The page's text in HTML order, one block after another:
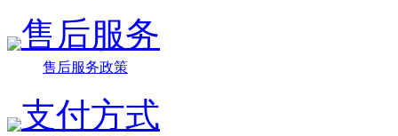
售后服务
售后服务政策
支付方式